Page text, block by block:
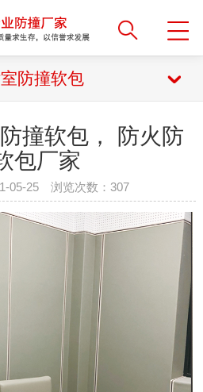
防撞软包
撞软包， 防火防
包厂家
05-25 浏览次数：307